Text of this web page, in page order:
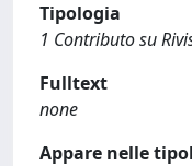
Tipologia
1 Contributo su
Fulltext
none
Appare nelle